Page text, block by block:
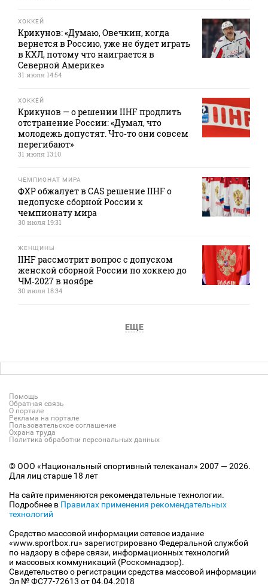
ХОККЕЙ
Крикунов: «Думаю, Овечкин, когда
вернется в Россию, уже не будет играть
в КХЛ, потому что наиграется в
Северной Америке»
31 июля 14:54
ХОККЕЙ
Крикунов — о решении IIHF продлить
отстранение России: «Думал, что
молодежь допустят. Что‑то они совсем
перегибают»
31 июля 13:10
ЧЕМПИОНАТ МИРА
ФХР обжалует в CAS решение IIHF о
недопуске сборной России к
чемпионату мира
30 июля 19:31
ЖЕНЩИНЫ
IIHF рассмотрит вопрос с допуском
женской сборной России по хоккею до
ЧМ‑2027 в ноябре
30 июля 18:34
ЕЩЕ
Помощь
Обратная связь
О портале
Реклама на портале
Пользовательское соглашение
Охрана труда
Политика обработки персональных данных
© ООО «Национальный спортивный телеканал» 2007 — 2026.
Для лиц старше 18 лет
На сайте применяются рекомендательные технологии.
Подробнее в Правилах применения рекомендательных
технологий
Средство массовой информации сетевое издание
«www.sportbox.ru» зарегистрировано Федеральной службой
по надзору в сфере связи, информационных технологий
и массовых коммуникаций (Роскомнадзор).
Свидетельство о регистрации средства массовой информации
Эл № ФС77-72613 от 04.04.2018